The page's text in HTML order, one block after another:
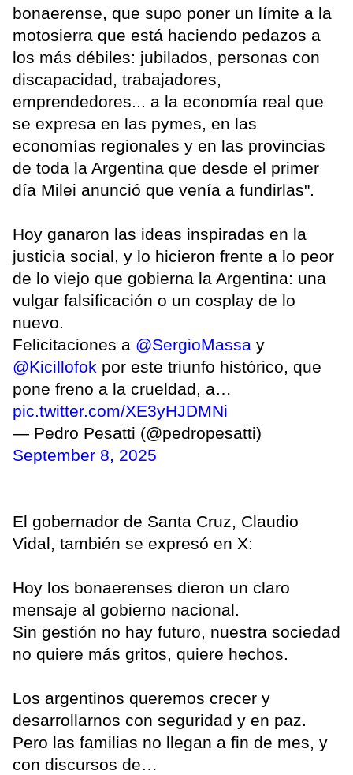
bonaerense, que supo poner un límite a la
motosierra que está haciendo pedazos a
los más débiles: jubilados, personas con
discapacidad, trabajadores,
emprendedores... a la economía real que
se expresa en las pymes, en las
economías regionales y en las provincias
de toda la Argentina que desde el primer
día Milei anunció que venía a fundirlas".
Hoy ganaron las ideas inspiradas en la
justicia social, y lo hicieron frente a lo peor
de lo viejo que gobierna la Argentina: una
vulgar falsificación o un cosplay de lo
nuevo.
Felicitaciones a @SergioMassa y
@Kicillofok por este triunfo histórico, que
pone freno a la crueldad, a…
pic.twitter.com/XE3yHJDMNi
— Pedro Pesatti (@pedropesatti)
September 8, 2025
El gobernador de Santa Cruz, Claudio
Vidal, también se expresó en X:
Hoy los bonaerenses dieron un claro
mensaje al gobierno nacional.
Sin gestión no hay futuro, nuestra sociedad
no quiere más gritos, quiere hechos.
Los argentinos queremos crecer y
desarrollarnos con seguridad y en paz.
Pero las familias no llegan a fin de mes, y
con discursos de…